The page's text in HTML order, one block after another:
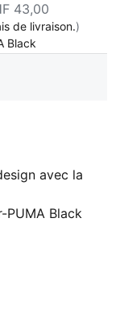
43,00
de livraison.)
Black
avec la
Softride
Dotées
optimal
révolutionnent
PUMA Black